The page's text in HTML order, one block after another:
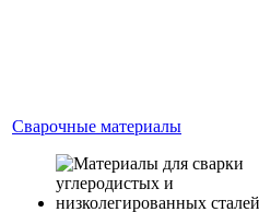
Сварочные материалы